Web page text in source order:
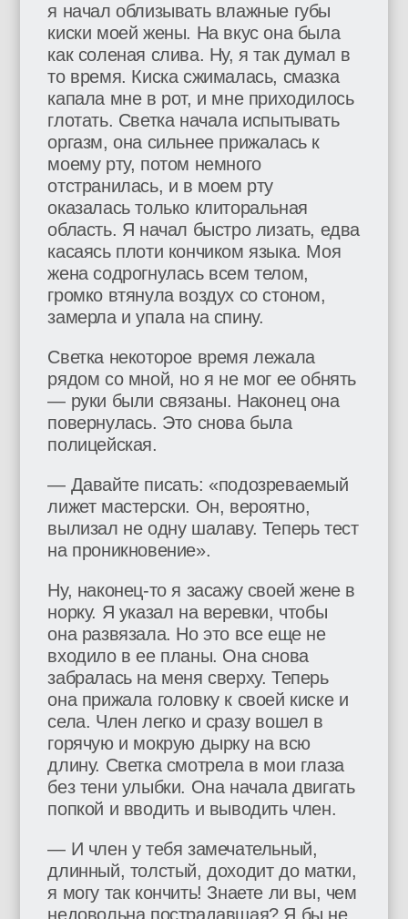
я начал облизывать влажные губы
киски моей жены. На вкус она была
как соленая слива. Ну, я так думал в
то время. Киска сжималась, смазка
капала мне в рот, и мне приходилось
глотать. Светка начала испытывать
оргазм, она сильнее прижалась к
моему рту, потом немного
отстранилась, и в моем рту
оказалась только клиторальная
область. Я начал быстро лизать, едва
касаясь плоти кончиком языка. Моя
жена содрогнулась всем телом,
громко втянула воздух со стоном,
замерла и упала на спину.
Светка некоторое время лежала
рядом со мной, но я не мог ее обнять
— руки были связаны. Наконец она
повернулась. Это снова была
полицейская.
— Давайте писать: «подозреваемый
лижет мастерски. Он, вероятно,
вылизал не одну шалаву. Теперь тест
на проникновение».
Ну, наконец-то я засажу своей жене в
норку. Я указал на веревки, чтобы
она развязала. Но это все еще не
входило в ее планы. Она снова
забралась на меня сверху. Теперь
она прижала головку к своей киске и
села. Член легко и сразу вошел в
горячую и мокрую дырку на всю
длину. Светка смотрела в мои глаза
без тени улыбки. Она начала двигать
попкой и вводить и выводить член.
— И член у тебя замечательный,
длинный, толстый, доходит до матки,
я могу так кончить! Знаете ли вы, чем
недовольна пострадавшая? Я бы не